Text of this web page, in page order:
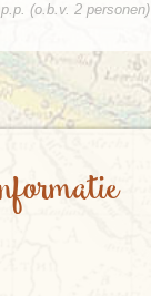
(o.b.v. 2 personen)